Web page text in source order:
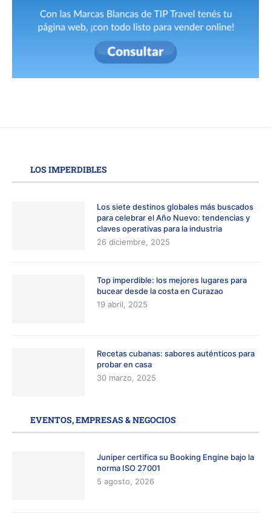
LOS IMPERDIBLES
Los siete destinos globales más buscados
para celebrar el Año Nuevo: tendencias y
claves operativas para la industria
26 diciembre, 2025
Top imperdible: los mejores lugares para
bucear desde la costa en Curazao
19 abril, 2025
Recetas cubanas: sabores auténticos para
probar en casa
30 marzo, 2025
EVENTOS, EMPRESAS & NEGOCIOS
Juniper certifica su Booking Engine bajo la
norma ISO 27001
5 agosto, 2026